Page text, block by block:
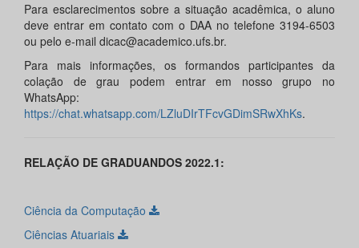
Para esclarecimentos sobre a situação acadêmica, o aluno
deve entrar em contato com o DAA no telefone 3194-6503
ou pelo e-mail dicac@academico.ufs.br.
Para mais informações, os formandos participantes da
colação de grau podem entrar em nosso grupo no
WhatsApp:
https://chat.whatsapp.com/LZluDIrTFcvGDimSRwXhKs.
RELAÇÃO DE GRADUANDOS 2022.1:
Ciência da Computação
Ciências Atuariais